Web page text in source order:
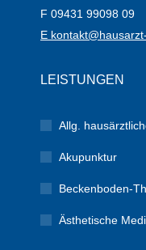
F 09431 99098 09
E
LEISTUNGEN
Allg.
Akupunktur
Beckenboden-
Ästhetische